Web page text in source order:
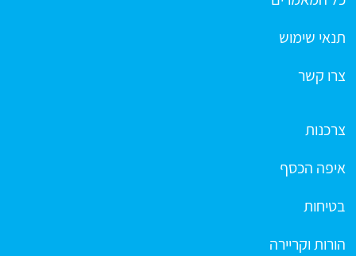
תנאי שימוש
צרו קשר
צרכנות
איפה הכסף
בטיחות
הורות וקריירה